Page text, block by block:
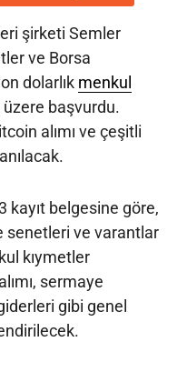
şirketi Semler
ve Borsa
dolarlık menkul
üzere başvurdu.
alımı ve çeşitli
kayıt belgesine göre,
senetleri ve varantlar
kıymetler
sermaye
gibi genel